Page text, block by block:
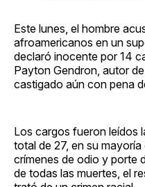
Este lunes, el hombre
afroamericanos en un
declaró inocente por 14
Payton Gendron, autor
castigado aún con pena
Los cargos fueron leídos
total de 27, en su
crímenes de odio y porte
de todas las muertes, el